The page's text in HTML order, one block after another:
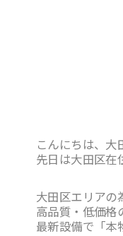
こんにちは、大
先日は大田区在
大田区エリアの
高品質・低価格
最新設備で「本